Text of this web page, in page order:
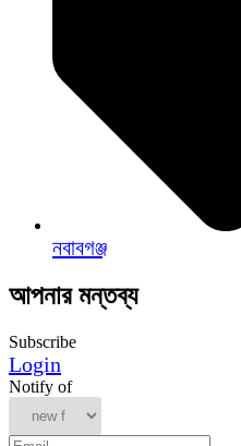
নবাবগঞ্জ
আপনার মন্তব্য
Subscribe
Login
Notify of